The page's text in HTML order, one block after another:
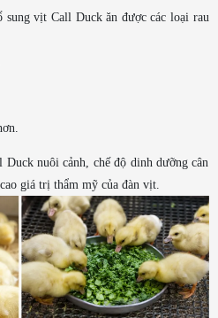
sung vịt Call Duck ăn được các loại rau
nuôi cảnh, chế độ dinh dưỡng cân
giá trị thẩm mỹ của đàn vịt.